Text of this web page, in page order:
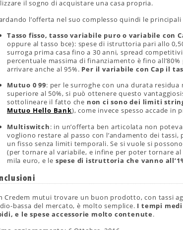
il sogno di acquistare una casa propria.
l’offerta nel suo complesso quindi le
Tasso fisso, tasso variabile puro o variabile con
oppure al tasso bce): spese di istruttoria pari allo
surroga prima casa fino a 30 anni, spread
percentuale massima di finanziamento è fino
arrivare anche al 95%. Per il variabile con Cap il
Mutuo 0 99: per le surroghe con una durata
superiore al 50%, si può ottenere questo
sottolineare il fatto che non ci sono dei limiti
Mutuo Hello Bank), come invece spesso accade in
Multiswitch: in un’offerta ben articolata non
vogliono restare al passo con l’andamento dei
un fisso senza limiti temporali. Se si vuole si
(per tornare al variabile, e infine per poter tornare
mila euro, e le spese di istruttoria che vanno
Credem mutui trovare un buon prodotto, con tassi
bassa del mercato, è molto semplice. I tempi
e le spese accessorie molto contenute.